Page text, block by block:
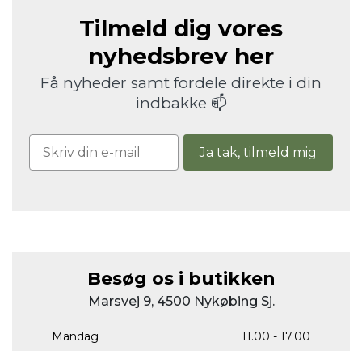
Tilmeld dig vores
nyhedsbrev her
Få nyheder samt fordele direkte i din
indbakke 📫
Ja tak, tilmeld mig
Besøg os i butikken
Marsvej 9, 4500 Nykøbing Sj.
Mandag
11.00 - 17.00